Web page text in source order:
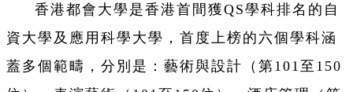
香港都會大學是香港首間獲QS學科排名的自
資大學及應用科學大學，首度上榜的六個學科涵
蓋多個範疇，分別是：藝術與設計（第101至150